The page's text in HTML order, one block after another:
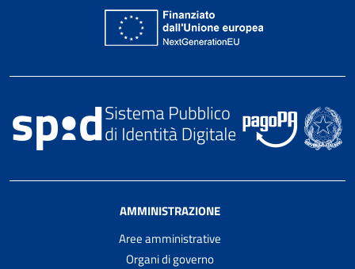
AMMINISTRAZIONE
Aree amministrative
Organi di governo